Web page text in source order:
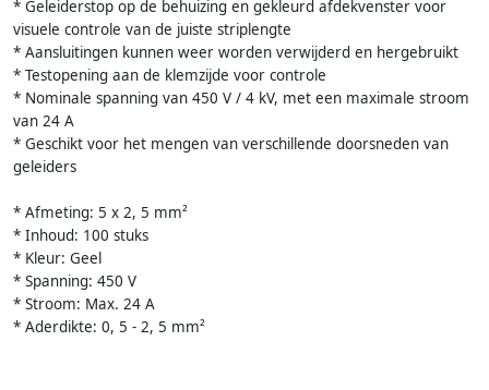
* Geleiderstop op de behuizing en gekleurd afdekvenster voor
visuele controle van de juiste striplengte
* Aansluitingen kunnen weer worden verwijderd en hergebruikt
* Testopening aan de klemzijde voor controle
* Nominale spanning van 450 V / 4 kV, met een maximale stroom
van 24 A
* Geschikt voor het mengen van verschillende doorsneden van
geleiders
* Afmeting: 5 x 2, 5 mm²
* Inhoud: 100 stuks
* Kleur: Geel
* Spanning: 450 V
* Stroom: Max. 24 A
* Aderdikte: 0, 5 - 2, 5 mm²